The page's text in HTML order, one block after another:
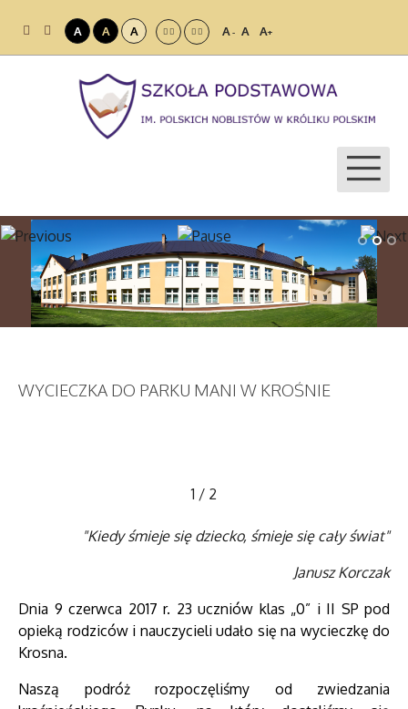
A A A A- A A+
WYCIECZKA DO PARKU MANI W KROŚNIE
1 / 2
"Kiedy śmieje się dziecko, śmieje się cały świat"
Janusz Korczak
Dnia 9 czerwca 2017 r. 23 uczniów klas „0” i II SP pod
opieką rodziców i nauczycieli udało się na wycieczkę do
Krosna.
Naszą podróż rozpoczęliśmy od zwiedzania